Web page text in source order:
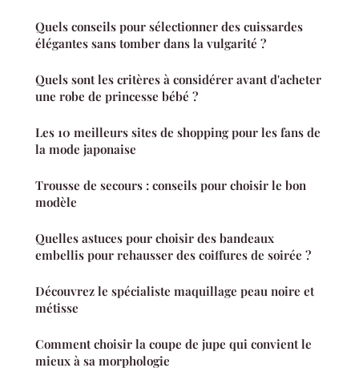
Quels conseils pour sélectionner des cuissardes
élégantes sans tomber dans la vulgarité ?
Quels sont les critères à considérer avant d'acheter
une robe de princesse bébé ?
Les 10 meilleurs sites de shopping pour les fans de
la mode japonaise
Trousse de secours : conseils pour choisir le bon
modèle
Quelles astuces pour choisir des bandeaux
embellis pour rehausser des coiffures de soirée ?
Découvrez le spécialiste maquillage peau noire et
métisse
Comment choisir la coupe de jupe qui convient le
mieux à sa morphologie